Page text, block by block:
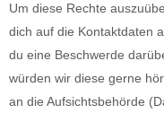
Um diese Rechte
dich auf die Kontaktdaten
du eine Beschwerde
würden wir diese gerne
an die Aufsichtsbehörde